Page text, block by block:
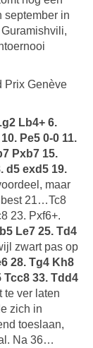
september in
Prix Genève
Lb4+ 6.
Pe5 0-0 11.
Pxb7 15.
d5 exd5 19.
maar
best 21…Tc8
23. Pxf6+.
Le7 25. Td4
zwart pas op
28. Tg4 Kh8
Tcc8 33. Tdd4
te ver laten
zich in
toeslaan,
Na 36…